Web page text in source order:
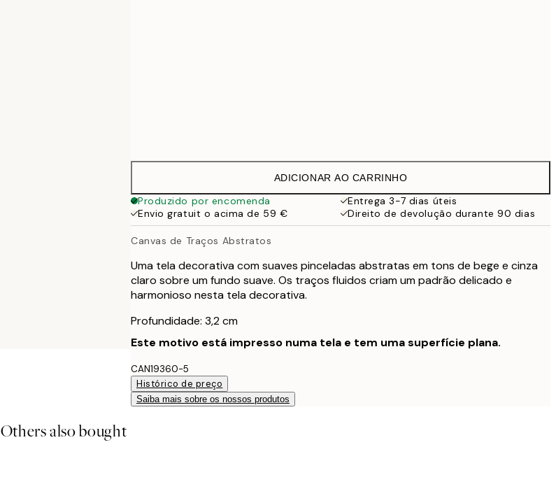
ADICIONAR AO CARRINHO
Produzido por encomenda
Entrega 3-7 dias úteis
Envio gratuit o acima de 59 €
Direito de devolução durante 90 dias
Canvas de Traços Abstratos
Uma tela decorativa com suaves pinceladas abstratas em tons de bege e cinza
claro sobre um fundo suave. Os traços fluidos criam um padrão delicado e
harmonioso nesta tela decorativa.
Profundidade: 3,2 cm
Este motivo está impresso numa tela e tem uma superfície plana.
CAN19360-5
Histórico de preço
Saiba mais sobre os nossos produtos
Others also bought